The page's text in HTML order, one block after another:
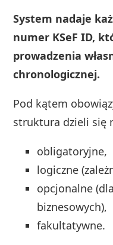
System nadaje
numer KSeF ID,
prowadzenia
chronologicznej.
Pod kątem
struktura dzieli się
obligatoryjne,
logiczne
opcjonalne
biznesowych),
fakultatywne.